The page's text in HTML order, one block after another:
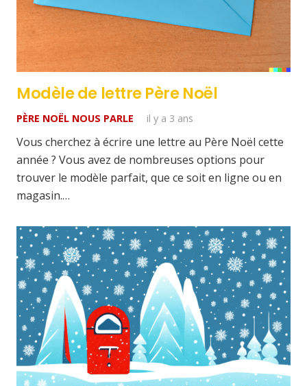
Modèle de lettre Père Noël
PÈRE NOËL NOUS PARLE il y a 3 ans
Vous cherchez à écrire une lettre au Père Noël cette
année ? Vous avez de nombreuses options pour
trouver le modèle parfait, que ce soit en ligne ou en
magasin.…